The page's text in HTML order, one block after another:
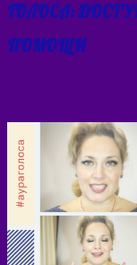
ГОЛОСА:
ПОМОЩИ